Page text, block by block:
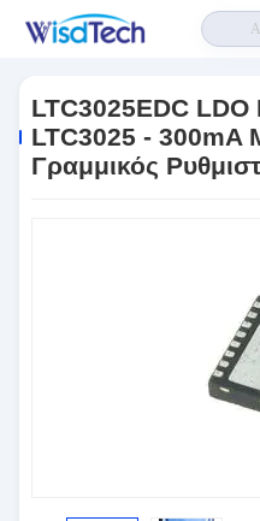
Ρυθμιστές Τάσης LTC3025 - 300mA
VLDO
LTC3025EDC LDO
LTC3025 - 300mA
Γραμμικός